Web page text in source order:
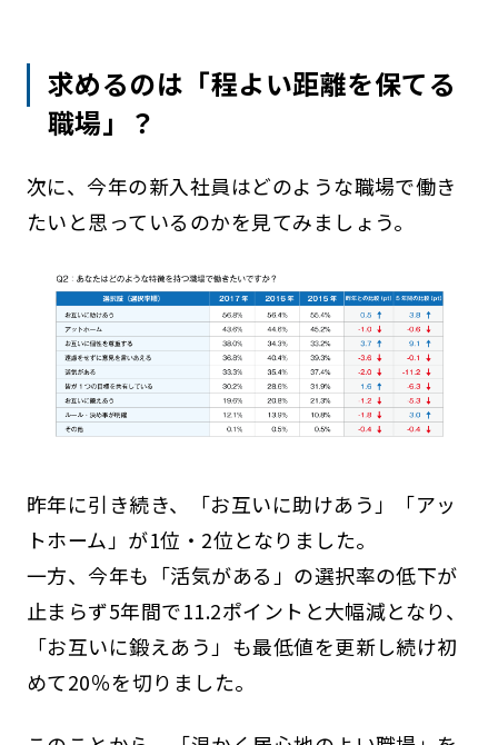
求めるのは「程よい距離を保てる
職場」？
次に、今年の新入社員はどのような職場で働き
たいと思っているのかを見てみましょう。
昨年に引き続き、「お互いに助けあう」「アッ
トホーム」が1位・2位となりました。
一方、今年も「活気がある」の選択率の低下が
止まらず5年間で11.2ポイントと大幅減となり、
「お互いに鍛えあう」も最低値を更新し続け初
めて20％を切りました。